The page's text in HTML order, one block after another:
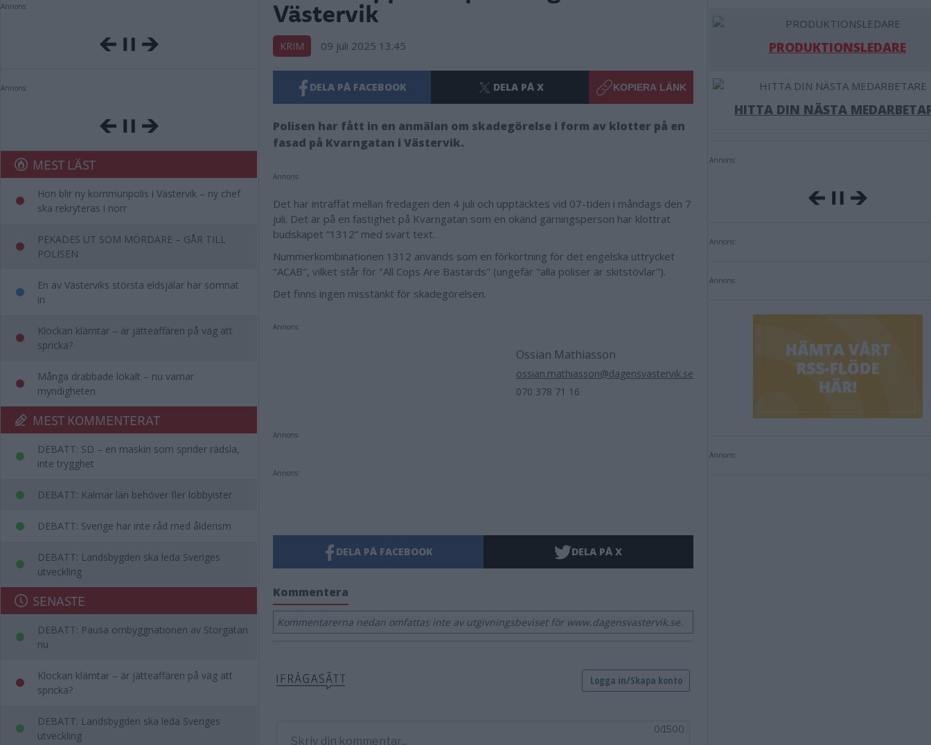
Annons:
Annons:
MEST LÄST
Hon blir ny kommunpolis i Västervik – ny chef
ska rekryteras i norr
PEKADES UT SOM MÖRDARE – GÅR TILL
POLISEN
En av Västerviks största eldsjälar har somnat
in
Klockan klämtar – är jätteaffären på väg att
spricka?
Många drabbade lokalt – nu varnar
myndigheten
MEST KOMMENTERAT
DEBATT: SD – en maskin som sprider rädsla,
inte trygghet
DEBATT: Kalmar län behöver fler lobbyister
DEBATT: Sverige har inte råd med ålderism
DEBATT: Landsbygden ska leda Sveriges
utveckling
SENASTE
DEBATT: Pausa ombyggnationen av Storgatan
nu
Klockan klämtar – är jätteaffären på väg att
spricka?
DEBATT: Landsbygden ska leda Sveriges
utveckling
Västervik
KRIM 09 juli 2025 13.45
DELA PÅ FACEBOOK DELA PÅ X KOPIERA LÄNK
Polisen har fått in en anmälan om skadegörelse i form av klotter på en
fasad på Kvarngatan i Västervik.
Annons:
Det har inträffat mellan fredagen den 4 juli och upptäcktes vid 07-tiden i måndags den 7
juli. Det är på en fastighet på Kvarngatan som en okänd gärningsperson har klottrat
budskapet ”1312” med svart text.
Nummerkombinationen 1312 används som en förkortning för det engelska uttrycket
"ACAB", vilket står för "All Cops Are Bastards" (ungefär "alla poliser är skitstövlar").
Det finns ingen misstänkt för skadegörelsen.
Annons:
Ossian Mathiasson
ossian.mathiasson@dagensvastervik.se
070 378 71 16
Annons:
Annons:
DELA PÅ FACEBOOK DELA PÅ X
Kommentera
Kommentarerna nedan omfattas inte av utgivningsbeviset för www.dagensvastervik.se.
PRODUKTIONSLEDARE
HITTA DIN NÄSTA
Annons:
Annons:
Annons:
Annons: